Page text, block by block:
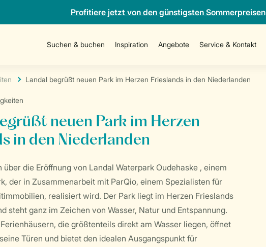
Profitiere jetzt von den günstigsten Sommerpreisen
Suchen & buchen Inspiration Angebote Service & Kontakt
Landal begrüßt neuen Park im Herzen Frieslands in den Niederlanden
neuen Park im Herzen
in den Niederlanden
über die Eröffnung von Landal Waterpark Oudehaske , einem
der in Zusammenarbeit mit ParQio, einem Spezialisten für
realisiert wird. Der Park liegt im Herzen Frieslands
steht ganz im Zeichen von Wasser, Natur und Entspannung.
die größtenteils direkt am Wasser liegen, öffnet
Türen und bietet den idealen Ausgangspunkt für